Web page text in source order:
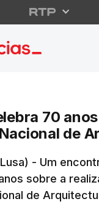
70
de
- Um
sobre a
de